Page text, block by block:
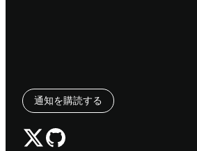
通知を購読する